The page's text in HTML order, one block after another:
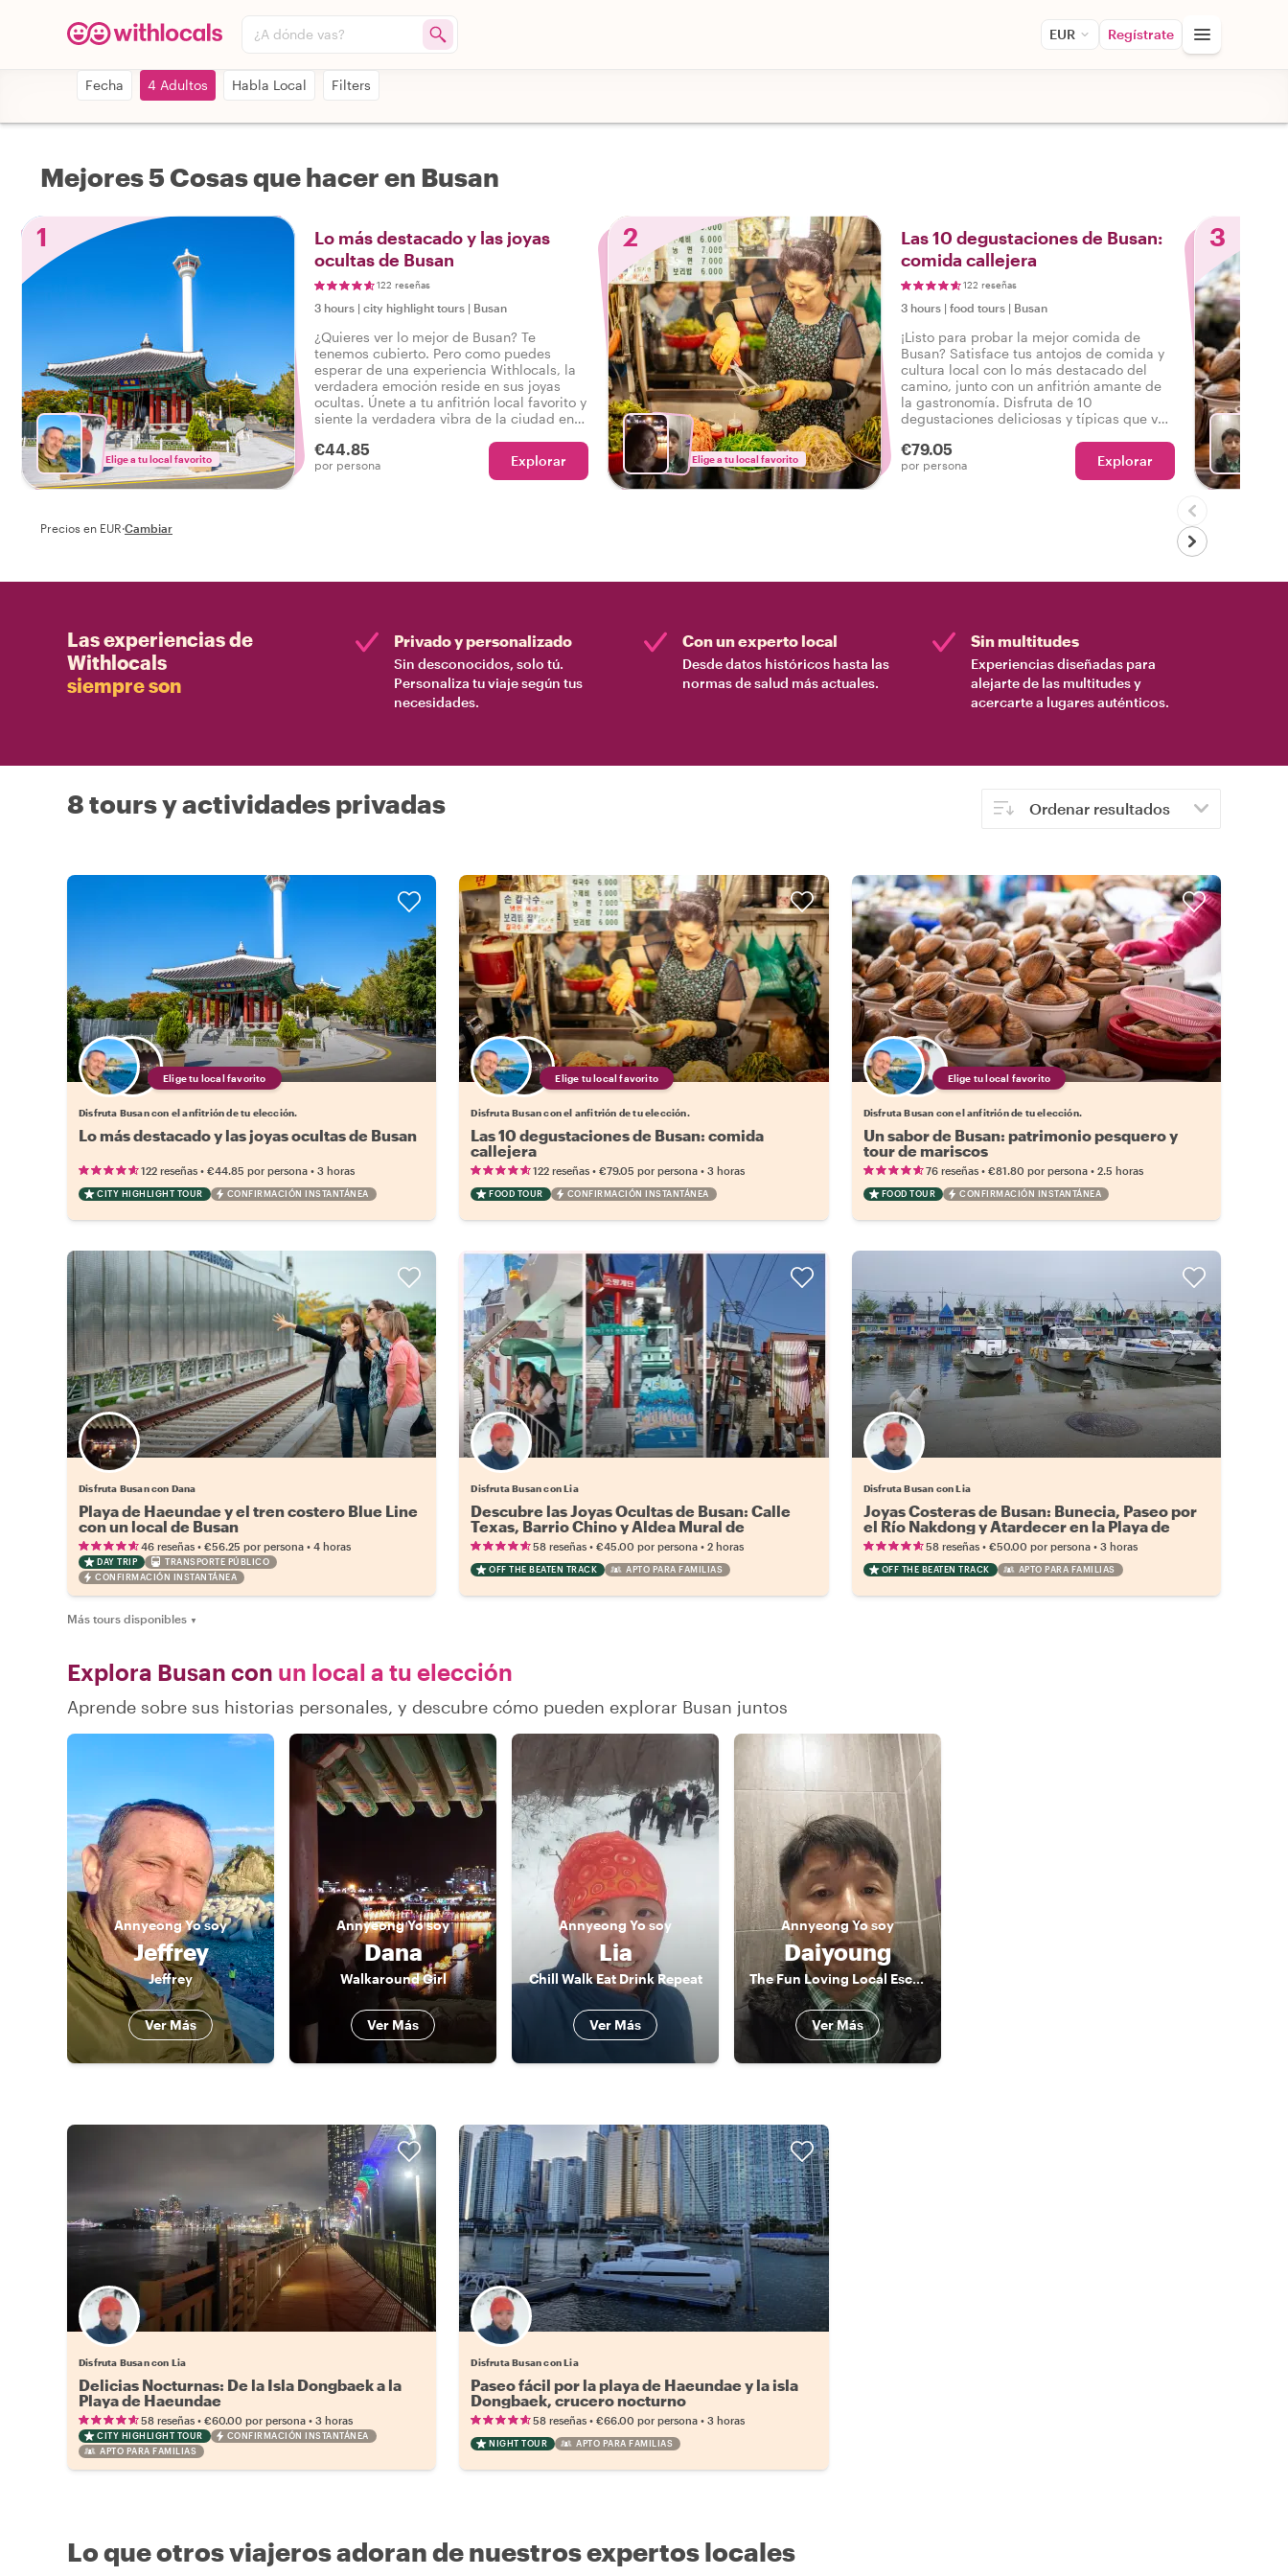
¿A dónde vas? EUR Regístrate
Fecha 4 Adultos Habla Local Filters
Mejores 5 Cosas que hacer en Busan
1
Elige a tu local favorito
Lo más destacado y las joyas
ocultas de Busan
122 reseñas
3 hours | city highlight tours | Busan
¿Quieres ver lo mejor de Busan? Te
tenemos cubierto. Pero como puedes
esperar de una experiencia Withlocals, la
verdadera emoción reside en sus joyas
ocultas. Únete a tu anfitrión local favorito y
siente la verdadera vibra de la ciudad en
decir: ¡He experimentado el verdadero
Busan!
€44.85
por persona Explorar
2
Elige a tu local favorito
Las 10 degustaciones de Busan:
comida callejera
122 reseñas
3 hours | food tours | Busan
¡Listo para probar la mejor comida de
Busan? Satisface tus antojos de comida y
cultura local con lo más destacado del
camino, junto con un anfitrión amante de
la gastronomía. Disfruta de 10
degustaciones deliciosas y típicas que van
en un sabroso tour gastronómico por
Busan.
€79.05
por persona Explorar
3
Precios en EUR·Cambiar
Las experiencias de
Withlocals
siempre son
Privado y personalizado
Sin desconocidos, solo tú.
Personaliza tu viaje según tus
necesidades.
Con un experto local
Desde datos históricos hasta las
normas de salud más actuales.
Sin multitudes
Experiencias diseñadas para
alejarte de las multitudes y
acercarte a lugares auténticos.
8 tours y actividades privadas Ordenar resultados
Elige tu local favorito
Disfruta Busan con el anfitrión de tu elección.
Lo más destacado y las joyas ocultas de Busan
122 reseñas • €44.85 por persona • 3 horas
CITY HIGHLIGHT TOUR CONFIRMACIÓN INSTANTÁNEA
Elige tu local favorito
Disfruta Busan con el anfitrión de tu elección.
Las 10 degustaciones de Busan: comida
callejera
122 reseñas •€79.05 por persona •3 horas
FOOD TOUR CONFIRMACIÓN INSTANTÁNEA
Elige tu local favorito
Disfruta Busan con el anfitrión de tu elección.
Un sabor de Busan: patrimonio pesquero y
tour de mariscos
76 reseñas• €81.80 por persona• 2.5 horas
FOOD TOUR CONFIRMACIÓN INSTANTÁNEA
Disfruta Busan con Dana
Playa de Haeundae y el tren costero Blue Line
con un local de Busan
46 reseñas • €56.25 por persona • 4 horas
DAY TRIP
TRANSPORTE PÚBLICO
CONFIRMACIÓN INSTANTÁNEA
Disfruta Busan con Lia
Descubre las Joyas Ocultas de Busan: Calle
Texas, Barrio Chino y Aldea Mural de
Dakbatgol58 reseñas •€45.00 por persona •2 horas
OFF THE BEATEN TRACK APTO PARA FAMILIAS
Disfruta Busan con Lia
Joyas Costeras de Busan: Bunecia, Paseo por
el Río Nakdong y Atardecer en la Playa de
Dadaepo58 reseñas• €50.00 por persona• 3 horas
OFF THE BEATEN TRACK APTO PARA FAMILIAS
Más tours disponibles ▼
Explora Busan con un local a tu elección
Aprende sobre sus historias personales, y descubre cómo pueden explorar Busan juntos
AnnyeongYo soy
Jeffrey
Jeffrey
Ver Más
AnnyeongYo soy
Dana
Walkaround Girl
Ver Más
Annyeong Yo soy
Lia
Chill Walk Eat Drink Repeat
Ver Más
AnnyeongYo soy
Daiyoung
The Fun Loving Local Escort
Ver Más
Disfruta Busan con Lia
Delicias Nocturnas: De la Isla Dongbaek a la
Playa de Haeundae
58 reseñas • €60.00 por persona • 3 horas
CITY HIGHLIGHT TOUR
CONFIRMACIÓN INSTANTÁNEA
APTO PARA FAMILIAS
Disfruta Busan con Lia
Paseo fácil por la playa de Haeundae y la isla
Dongbaek, crucero nocturno
58 reseñas •€66.00 por persona •3 horas
NIGHT TOUR APTO PARA FAMILIAS
Lo que otros viajeros adoran de nuestros expertos locales